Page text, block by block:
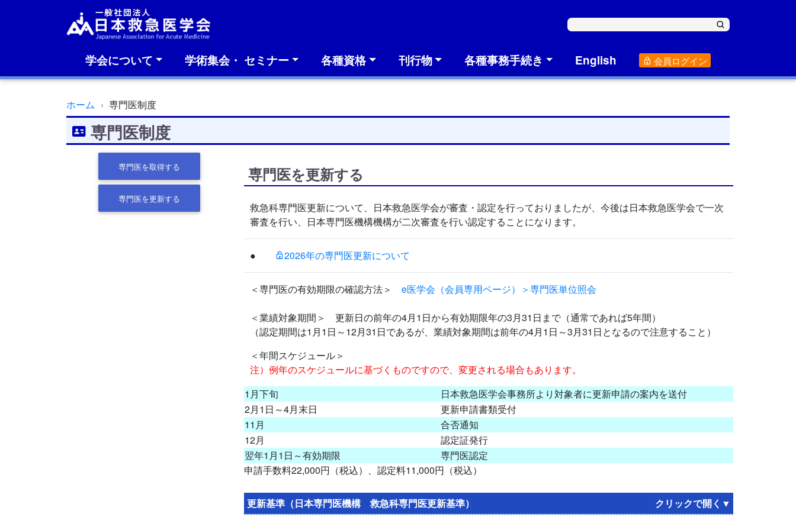
学会について 学術集会・ セミナー 各種資格 刊行物 各種事務手続き English 会員ログイン
ホーム 専門医制度
専門医制度
専門医を取得する
専門医を更新する
専門医を更新する
救急科専門医更新について、日本救急医学会が審査・認定を行っておりましたが、今後は日本救急医学会で一次
審査を行い、日本専門医機構機構が二次審査を行い認定することになります。
● 2026年の専門医更新について
＜専門医の有効期限の確認方法＞ e医学会（会員専用ページ）＞専門医単位照会
＜業績対象期間＞
更新日の前年の4月1日から有効期限年の3月31日まで（通常であれば5年間）
（認定期間は1月1日～12月31日であるが、業績対象期間は前年の4月1日～3月31日となるので注意すること）
＜年間スケジュール＞
注）例年のスケジュールに基づくものですので、変更される場合もあります。
1月下旬
日本救急医学会事務所より対象者に更新申請の案内を送付
2月1日～4月末日
更新申請書類受付
11月
合否通知
12月
認定証発行
翌年1月1日～有効期限
専門医認定
申請手数料22,000円（税込）、認定料11,000円（税込）
更新基準（日本専門医機構 救急科専門医更新基準）